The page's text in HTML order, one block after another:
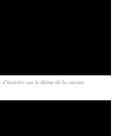
d'histoire sur le thème de la cuisine